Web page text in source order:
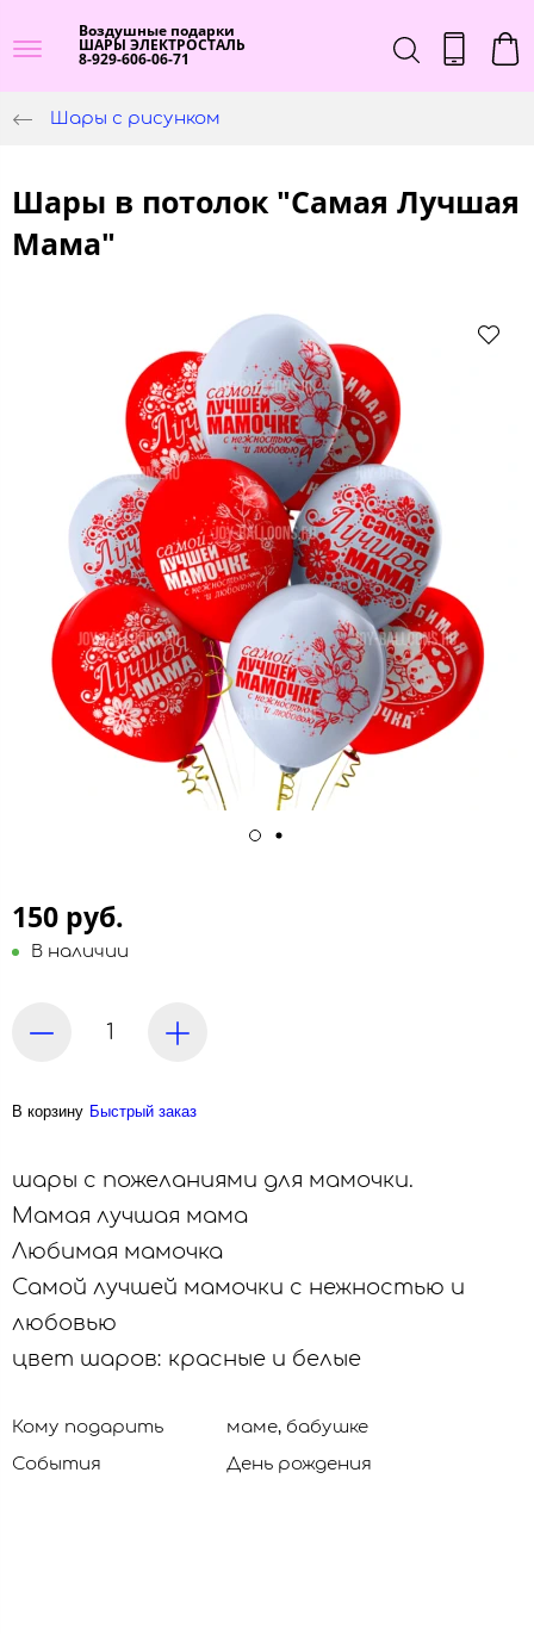
Воздушные подарки
ШАРЫ ЭЛЕКТРОСТАЛЬ
8-929-606-06-71
Шары с рисунком
Шары в потолок "Самая Лучшая
Мама"
150 руб.
В наличии
В корзину Быстрый заказ
шары с пожеланиями для мамочки.
Мамая лучшая мама
Любимая мамочка
Самой лучшей мамочки с нежностью и
любовью
цвет шаров: красные и белые
Кому подарить
маме, бабушке
События
День рождения